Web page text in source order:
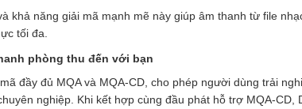
khả năng giải mã mạnh mẽ này giúp âm thanh từ file
tối đa.
phòng thu đến với bạn
đầy đủ MQA và MQA-CD, cho phép người dùng trải
nghiệp. Khi kết hợp cùng đầu phát hỗ trợ MQA-CD,